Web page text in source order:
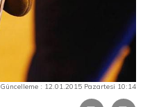
Güncelleme : 12.01.2015 Pazartesi 10:14